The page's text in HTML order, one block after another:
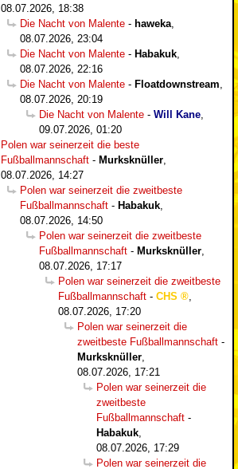
08.07.2026, 18:38
Die Nacht von Malente - haweka
08.07.2026, 23:04
Die Nacht von Malente - Habakuk
08.07.2026, 22:16
Die Nacht von Malente - Floatdownstream
08.07.2026, 20:19
Die Nacht von Malente - Will Kane
09.07.2026, 01:20
Polen war seinerzeit die beste
Fußballmannschaft - Murksknüller
08.07.2026, 14:27
Polen war seinerzeit die zweitbeste
Fußballmannschaft - Habakuk
08.07.2026, 14:50
Polen war seinerzeit die zweitbeste
Fußballmannschaft - Murksknüller
08.07.2026, 17:17
Polen war seinerzeit die zweitbeste
Fußballmannschaft - CHS
08.07.2026, 17:20
Polen war seinerzeit die
zweitbeste Fußballmannschaft -
Murksknüller
08.07.2026, 17:21
Polen war seinerzeit die
zweitbeste
Fußballmannschaft -
Habakuk
08.07.2026, 17:29
Polen war seinerzeit die